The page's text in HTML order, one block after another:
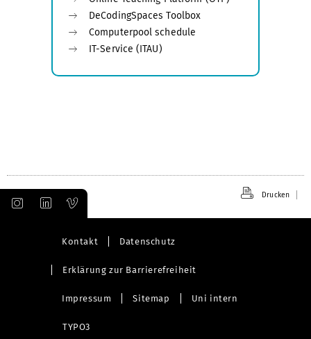
DeCodingSpaces Toolbox
Computerpool schedule
IT-Service (ITAU)
Drucken
Kontakt Datenschutz
Erklärung zur Barrierefreiheit
Impressum Sitemap Uni intern
TYPO3